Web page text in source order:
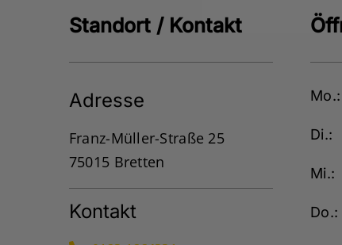
Standort / Kontakt
Adresse
Franz-Müller-Straße 25
75015 Bretten
Kontakt
Mo.:
Di.:
Mi.:
Do.: